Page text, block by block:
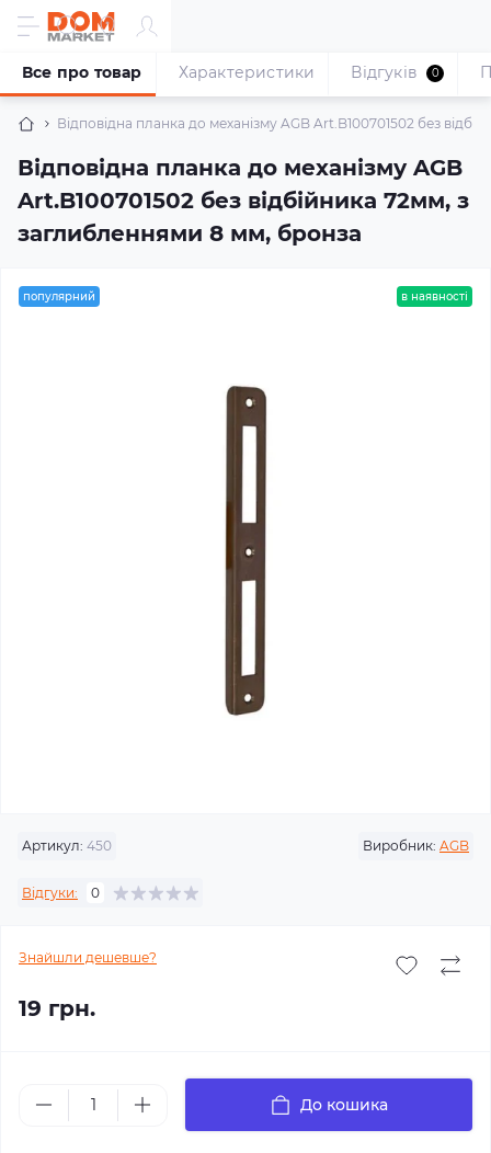
Відповідна планка до механізму AGB Art.B100701502 без
Відповідна планка до механізму AGB
Art.B100701502 без відбійника 72мм, з
заглибленнями 8 мм, бронза
Все про товар Характеристики Відгуків 0
популярний в наявності
Артикул: 450 Виробник: AGB
Відгуки: 0
Знайшли дешевше?
19 грн.
До кошика